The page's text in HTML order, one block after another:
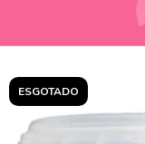
ESGOTADO